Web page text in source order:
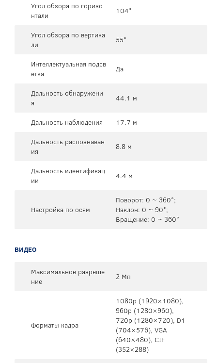
Угол обзора по горизо
нтали
104°
Угол обзора по вертика
ли
55°
Интеллектуальная подсв
етка
Да
Дальность обнаружени
я
44.1 м
Дальность наблюдения
17.7 м
Дальность распознаван
ия
8.8 м
Дальность идентификац
ии
4.4 м
Настройка по осям
Поворот: 0 ~ 360°;
Наклон: 0 ~ 90°;
Вращение: 0 ~ 360°
ВИДЕО
Максимальное разреше
ние
2 Мп
Форматы кадра
1080p (1920×1080),
960p (1280×960),
720p (1280×720), D1
(704×576), VGA
(640×480), CIF
(352×288)